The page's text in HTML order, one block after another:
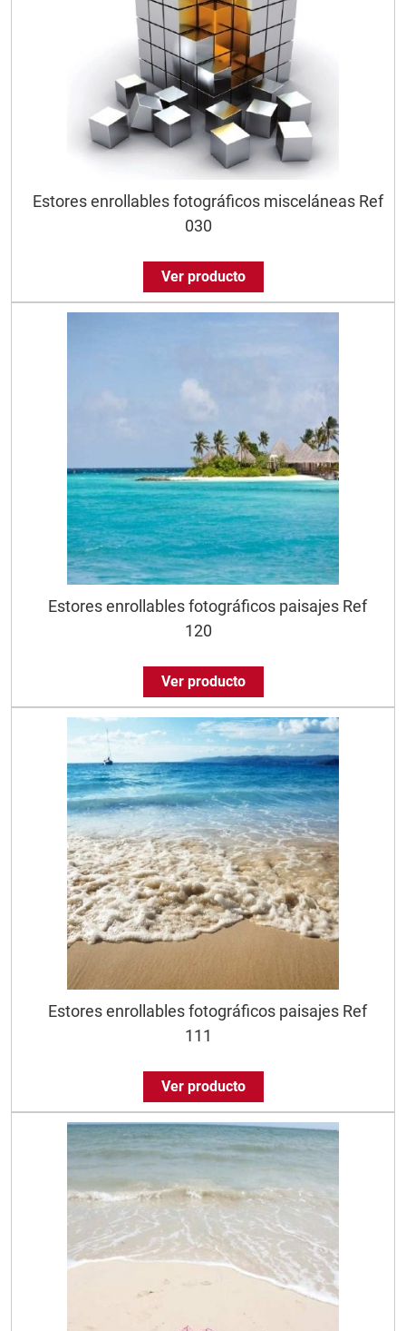
Estores enrollables fotográficos misceláneas Ref
030
Ver producto
Estores enrollables fotográficos paisajes Ref
120
Ver producto
Estores enrollables fotográficos paisajes Ref
111
Ver producto